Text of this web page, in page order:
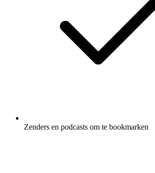
Zenders en podcasts om te bookmarken